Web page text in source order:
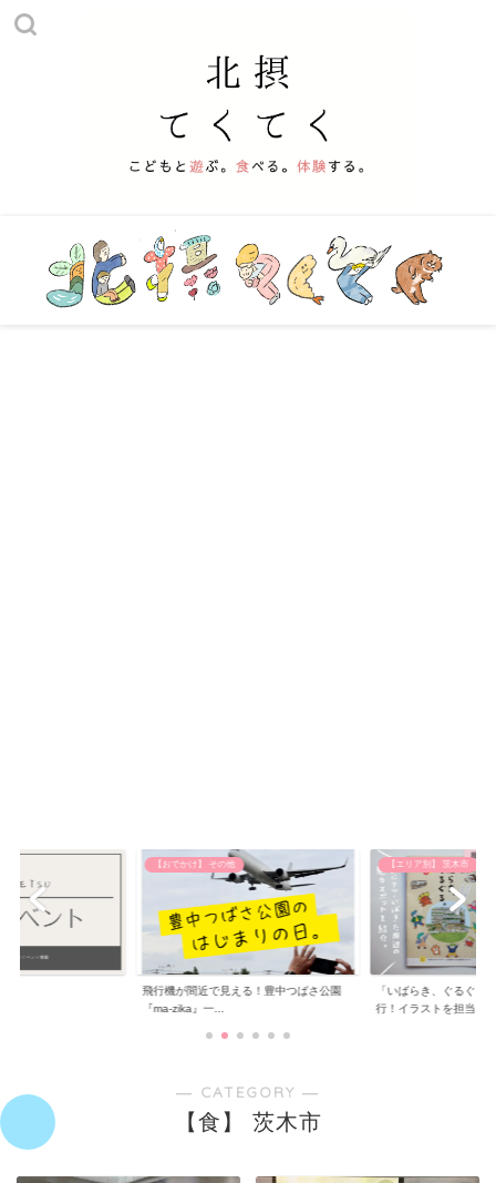
【エリア別】 茨木市
「いばらき、ぐるぐる。 いばきた編」発
行！イラストを担当...
お知らせ
茨木市・おにクル周辺
紹介する冊子「いば...
― CATEGORY ―
【食】 茨木市